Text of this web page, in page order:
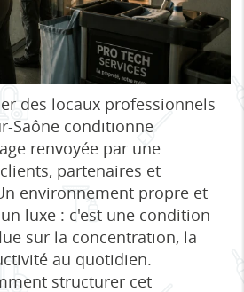
des locaux professionnels
Saône conditionne
renvoyée par une
partenaires et
environnement propre et
luxe : c'est une condition
sur la concentration, la
au quotidien.
structurer cet